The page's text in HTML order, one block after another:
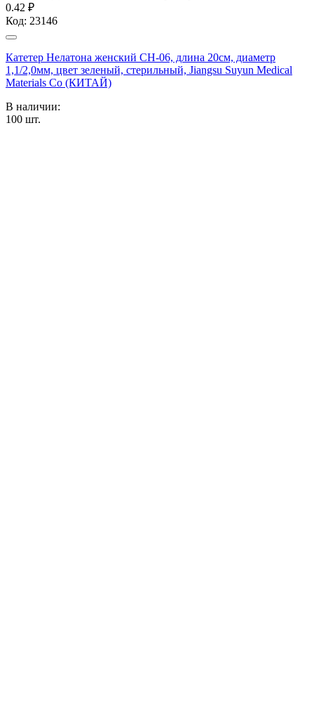
0.42 ₽
Код: 23146
Катетер Нелатона женский CH-06, длина 20см, диаметр
1,1/2,0мм, цвет зеленый, стерильный, Jiangsu Suyun Medical
Materials Co (КИТАЙ)
В наличии:
100 шт.